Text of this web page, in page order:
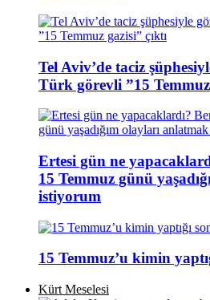
Tel Aviv’de taciz
Türk görevli ”15 Temmuz
Ertesi gün ne
15 Temmuz günü
istiyorum
15 Temmuz’u kimin
Kürt Meselesi